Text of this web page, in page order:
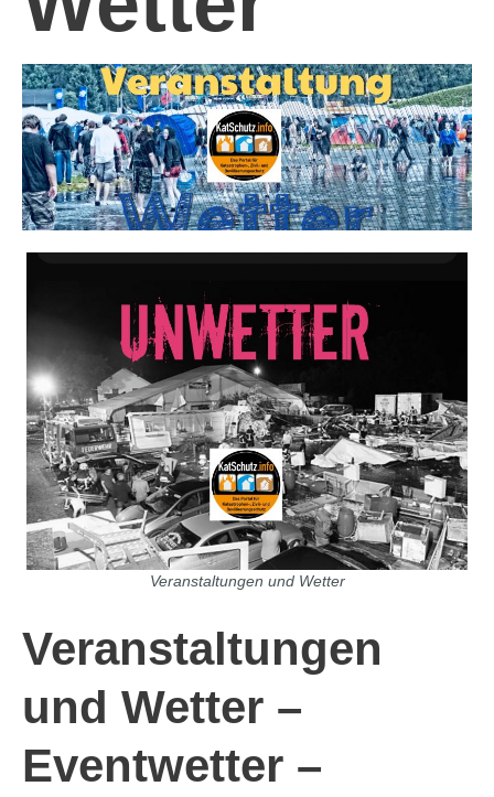
Veranstaltungen und Wetter
Veranstaltungen
und Wetter –
Eventwetter –